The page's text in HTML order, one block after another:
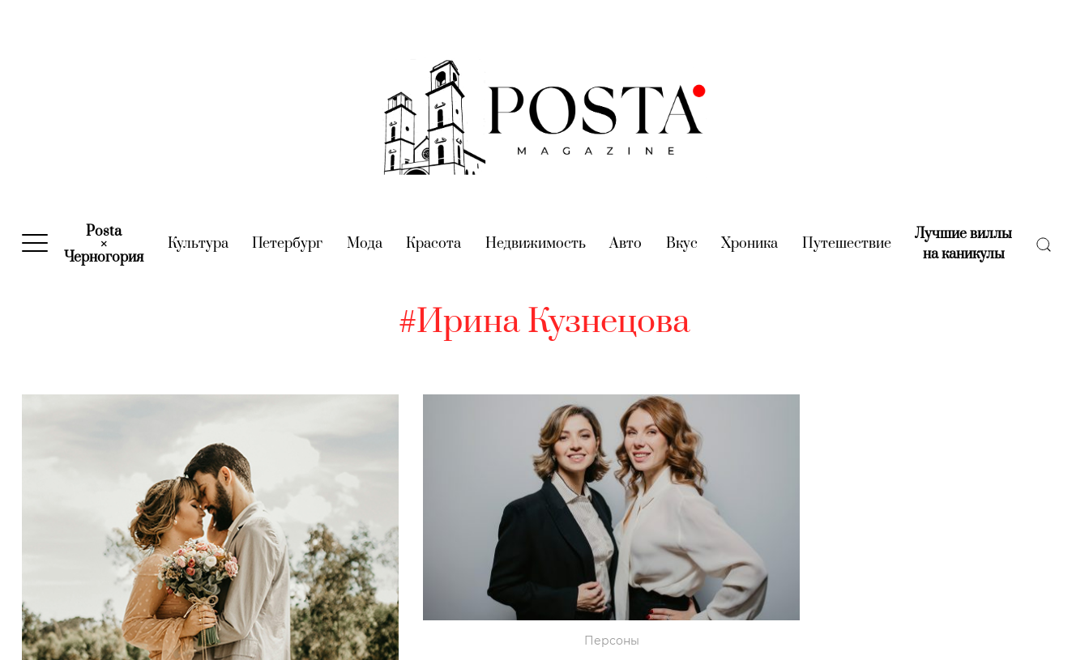
Posta
×
Черногория(current)
Культура(current)
Петербург (current)
Мода(current)
Красота (current)
Недвижимость(current)
Авто (current)
Вкус (current)
Хроника (current)
Путешествие(current)
Лучшие виллы
на каникулы(current)
#Ирина Кузнецова
Персоны